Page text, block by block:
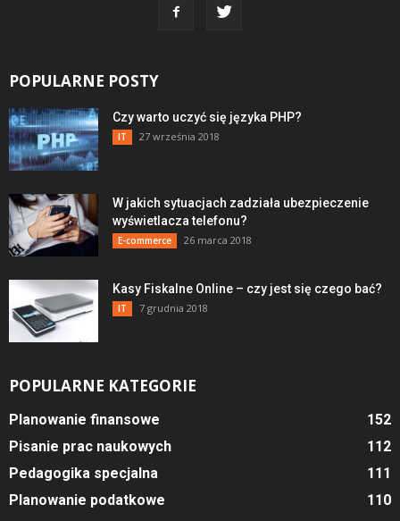
POPULARNE POSTY
Czy warto uczyć się języka PHP?
IT 27 września 2018
W jakich sytuacjach zadziała ubezpieczenie
wyświetlacza telefonu?
E-commerce 26 marca 2018
Kasy Fiskalne Online – czy jest się czego bać?
IT 7 grudnia 2018
POPULARNE KATEGORIE
Planowanie finansowe
152
Pisanie prac naukowych
112
Pedagogika specjalna
111
Planowanie podatkowe
110